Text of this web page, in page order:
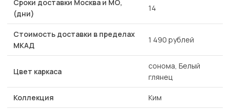
Сроки доставки Москва и МО,
(дни)
14
Стоимость доставки в пределах
МКАД
1 490 рублей
Цвет каркаса
сонома, Белый
глянец
Коллекция Ким